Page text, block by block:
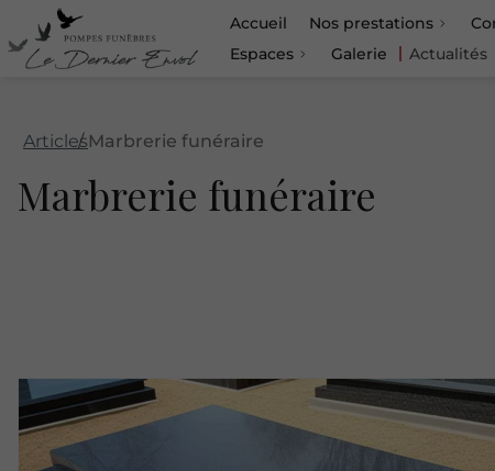
Accueil Nos prestations
Espaces
Galerie Actualités
ArticlesMarbrerie funéraire
Marbrerie funéraire